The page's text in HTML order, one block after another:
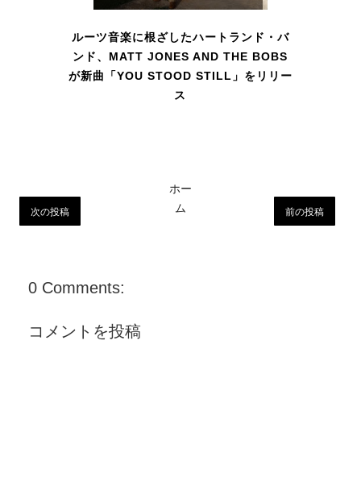
ルーツ音楽に根ざしたハートランド・バ
ンド、MATT JONES AND THE BOBS
が新曲「YOU STOOD STILL」をリリー
ス
次の投稿 前の投稿
ホー
ム
0 Comments:
コメントを投稿